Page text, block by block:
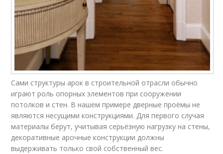
Сами структуры арок в строительной отрасли обычно
играют роль опорных элементов при сооружении
потолков и стен. В нашем примере дверные проёмы не
являются несущими конструкциями. Для первого случая
материалы берут, учитывая серьёзную нагрузку на стены,
декоративные арочные конструкции должны
выдерживать только свой собственный вес.